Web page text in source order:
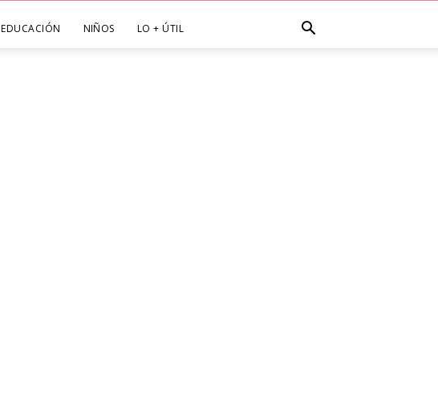
EDUCACIÓN NIÑOS LO + ÚTIL